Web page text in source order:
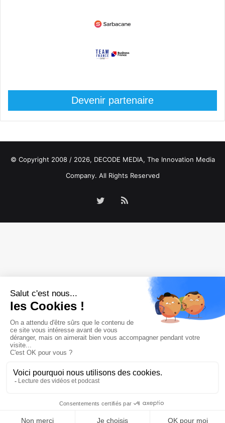
Devenir partenaire
© Copyright 2008 / 2026, DECODE MEDIA, The Innovation Media
Company. All Rights Reserved
TwitterRSS